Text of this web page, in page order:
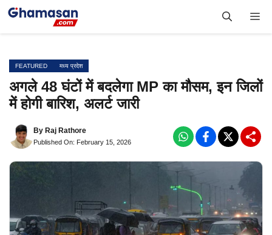
Skip
FEATURED मध्य प्रदेश
अगले 48 घंटों में बदलेगा MP का मौसम, इन जिलों
में होगी बारिश, अलर्ट जारी
By Raj Rathore
Published On: February 15, 2026